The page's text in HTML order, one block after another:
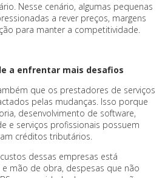
Nesse cenário, algumas pequenas
a rever preços, margens
para manter a competitividade.
a enfrentar mais desafios
que os prestadores de serviços
pelas mudanças. Isso porque
desenvolvimento de software,
e serviços profissionais possuem
créditos tributários.
dessas empresas está
mão de obra, despesas que não